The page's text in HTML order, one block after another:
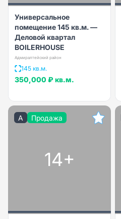
Универсальное
помещение 145 кв.м. —
Деловой квартал
BOILERHOUSE
Адмиралтейский район
145 кв.м.
350,000 ₽ кв.м.
A Продажа
14+